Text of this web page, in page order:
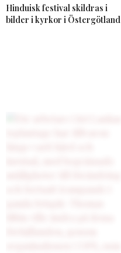
Hinduisk festival skildras i
bilder i kyrkor i Östergötland